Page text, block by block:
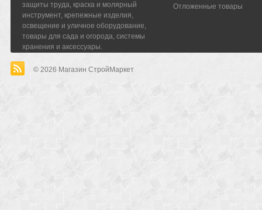
защиты труда, краска и молярный
инструмент, крепежные изделия,
освещение и уличное оборудование,
товары для сада и огорода, системы
хранения и аксессуары.
Отложенные товары
© 2026 Магазин СтройМаркет